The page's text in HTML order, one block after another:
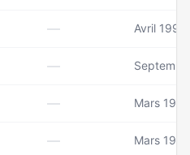
— Avril 1998
—
— Mars 1987
— Mars 1980